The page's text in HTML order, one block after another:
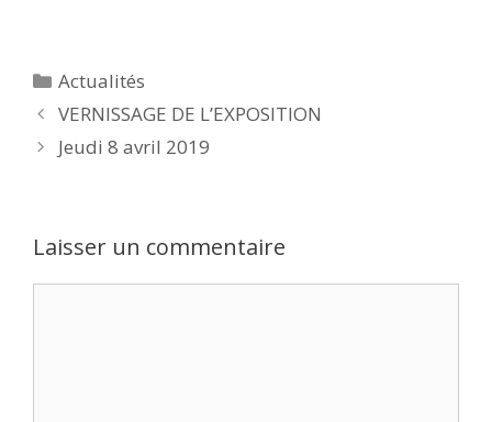
Catégories
Actualités
VERNISSAGE DE L’EXPOSITION
Jeudi 8 avril 2019
Laisser un commentaire